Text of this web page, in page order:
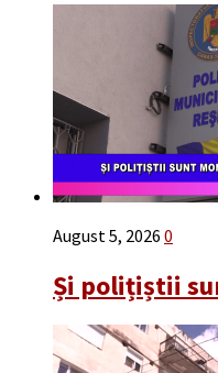
August 5, 2026 0
Și polițiștii